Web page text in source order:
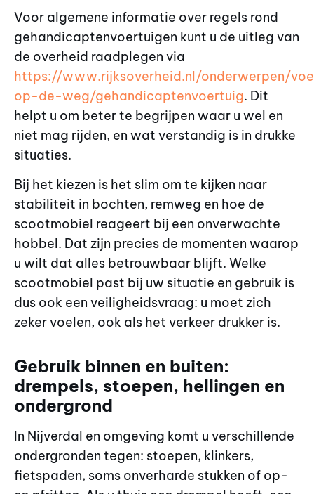
Voor algemene informatie over regels rond
gehandicaptenvoertuigen kunt u de uitleg van
de overheid raadplegen via
https://www.rijksoverheid.nl/onderwerpen/
op-de-weg/gehandicaptenvoertuig. Dit
helpt u om beter te begrijpen waar u wel en
niet mag rijden, en wat verstandig is in drukke
situaties.
Bij het kiezen is het slim om te kijken naar
stabiliteit in bochten, remweg en hoe de
scootmobiel reageert bij een onverwachte
hobbel. Dat zijn precies de momenten waarop
u wilt dat alles betrouwbaar blijft. Welke
scootmobiel past bij uw situatie en gebruik is
dus ook een veiligheidsvraag: u moet zich
zeker voelen, ook als het verkeer drukker is.
Gebruik binnen en buiten:
drempels, stoepen, hellingen en
ondergrond
In Nijverdal en omgeving komt u verschillende
ondergronden tegen: stoepen, klinkers,
fietspaden, soms onverharde stukken of op-